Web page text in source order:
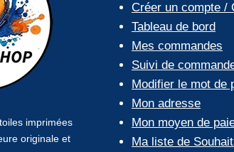
imprimées
originale et
Créer un compte /
Tableau de bord
Mes commandes
Suivi de
Modifier le mot de
Mon adresse
Mon moyen de
Ma liste de